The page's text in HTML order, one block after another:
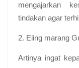
mengajarkan
tindakan agar
2. Eling marang
Artinya ingat